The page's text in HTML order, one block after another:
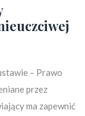
– Prawo
przez
ma zapewnić